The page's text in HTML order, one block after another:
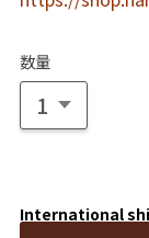
数量
International